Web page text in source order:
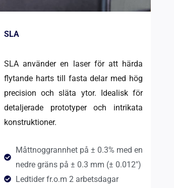
SLA
SLA använder en laser för att härda
flytande harts till fasta delar med hög
precision och släta ytor. Idealisk för
detaljerade prototyper och intrikata
konstruktioner.
Måttnoggrannhet på ± 0.3% med en
nedre gräns på ± 0.3 mm (± 0.012")
Ledtider fr.o.m 2 arbetsdagar